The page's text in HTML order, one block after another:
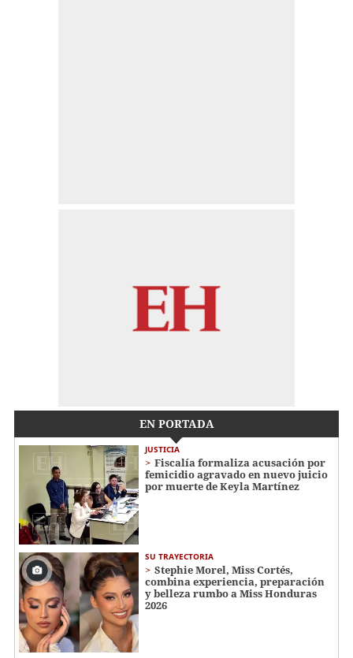
EN PORTADA
JUSTICIA
Fiscalía formaliza acusación por
femicidio agravado en nuevo juicio
por muerte de Keyla Martínez
SU TRAYECTORIA
Stephie Morel, Miss Cortés,
combina experiencia, preparación
y belleza rumbo a Miss Honduras
2026